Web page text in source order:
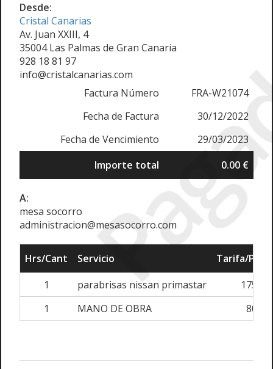
Desde:
Cristal Canarias
Av. Juan XXIII, 4
35004 Las Palmas de Gran Canaria
928 18 81 97
info@cristalcanarias.com
Factura Número
FRA-W21074
Fecha de Factura
30/12/2022
Fecha de Vencimiento
29/03/2023
Importe total
0.00 €
A:
mesa socorro
administracion@mesasocorro.com
Hrs/Cant Servicio
Tarifa/
1
parabrisas nissan primastar
175.00
1
MANO DE OBRA 80.00